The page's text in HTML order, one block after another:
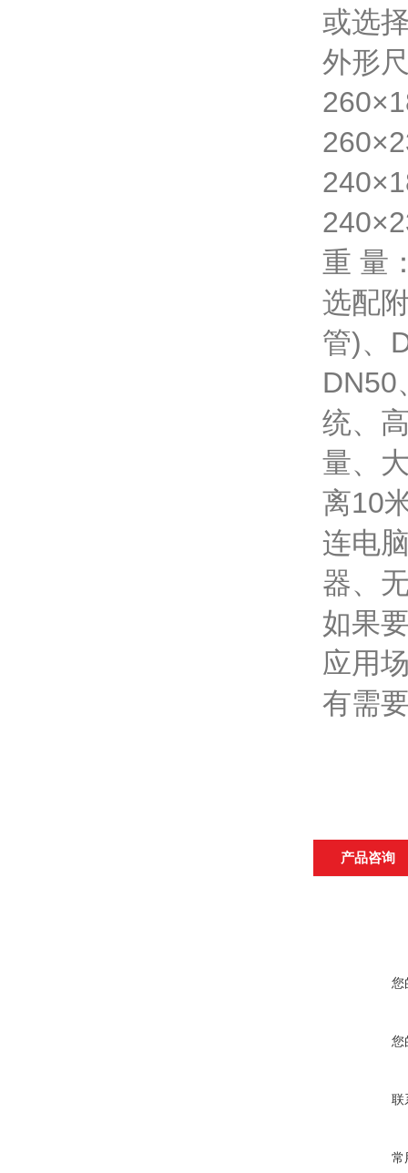
或选
外形
重 量
选配
管)、
DN50
统、
量、
离10
连电
器、
如果
应用
有需
产品咨询
您
您
联
常